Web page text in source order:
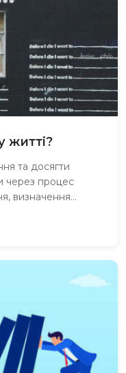
житті?
та досягти
через процес
визначення